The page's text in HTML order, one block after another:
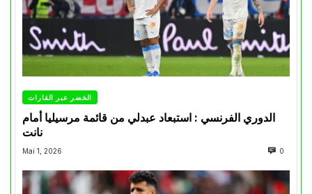
الخضر عبر القارات
الدوري الفرنسي : استبعاد عبدلي من قائمة مرسيليا أمام
نانت
Mai 1, 2026 0